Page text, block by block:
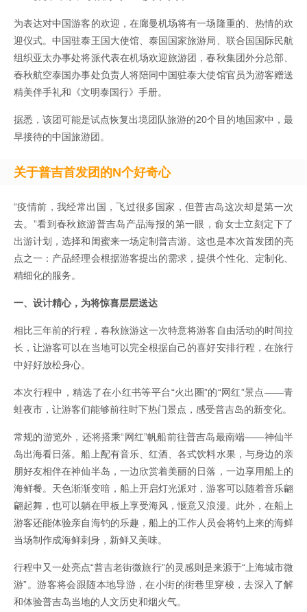
为表达对中国游客的欢迎，在廊曼机场将有一场隆重的、热情的欢
迎仪式。中国驻泰王国大使馆、泰国国家旅游局、联合国国际民航
组织亚太办事处将派代表在机场欢迎旅游团，春秋集团外分总部、
春秋航空泰国办事处负责人将陪同中国驻泰大使馆官员为游客赠送
精美伴手礼和《文明泰国行》手册。
据悉，该团可能是试点恢复出境团队旅游的20个目的地国家中，最
早接待的中国旅游团。
关于普吉首发团的N个好奇心
“疫情前，我经常出国，飞过很多国家，但普吉岛这次却是第一次
去。”看到春秋旅游普吉岛产品海报的第一眼，俞女士立刻定下了
出游计划，选择和闺蜜来一场定制普吉游。这也是本次首发团的亮
点之一：产品经理会根据游客提出的需求，提供个性化、定制化、
精细化的服务。
一、设计精心，为将惊喜层层送达
相比三年前的行程，春秋旅游这一次特意将游客自由活动的时间拉
长，让游客可以在当地可以完全根据自己的喜好安排行程，在旅行
中好好放松身心。
本次行程中，精选了在小红书等平台“火出圈”的“网红”景点——青
蛙夜市，让游客们能够前往时下热门景点，感受普吉岛的新变化。
常规的游览外，还将搭乘“网红”帆船前往普吉岛最南端——神仙半
岛出海看日落。船上配有音乐、红酒、各式饮料水果，与身边的亲
朋好友相伴在神仙半岛，一边欣赏着美丽的日落，一边享用船上的
海鲜餐。天色渐渐变暗，船上开启灯光派对，游客可以随着音乐翩
翩起舞，也可以躺在甲板上享受海风，惬意又浪漫。此外，在船上
游客还能体验亲自海钓的乐趣，船上的工作人员会将钓上来的海鲜
当场制作成海鲜刺身，新鲜又美味。
行程中又一处亮点“普吉老街微旅行”的灵感则是来源于“上海城市微
游”。游客将会跟随本地导游，在小街的街巷里穿梭，去深入了解
和体验普吉岛当地的人文历史和烟火气。